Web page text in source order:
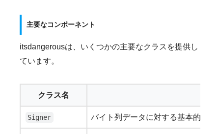
主要なコンポーネント
itsdangerousは、いくつかの主要なクラスを提供し
ています。
クラス名
Signer バイト列データに対する基本的な署